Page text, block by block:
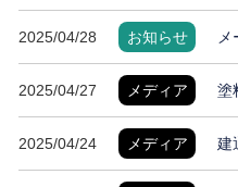
2025/04/28 お知らせ
2025/04/27 メディア 塗
2025/04/24 メディア 建